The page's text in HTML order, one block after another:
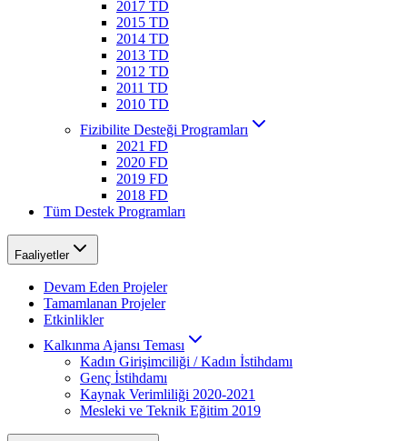
2017 TD
2015 TD
2014 TD
2013 TD
2012 TD
2011 TD
2010 TD
Fizibilite Desteği Programları
2021 FD
2020 FD
2019 FD
2018 FD
Tüm Destek Programları
Faaliyetler
Devam Eden Projeler
Tamamlanan Projeler
Etkinlikler
Kalkınma Ajansı Teması
Kadın Girişimciliği / Kadın İstihdamı
Genç İstihdamı
Kaynak Verimliliği 2020-2021
Mesleki ve Teknik Eğitim 2019